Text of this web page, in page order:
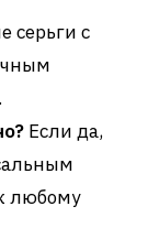
серьги с
Если да,
любому